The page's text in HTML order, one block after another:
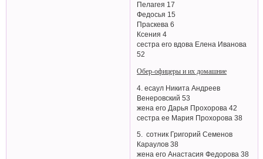
Пелагея 17
Федосья 15
Праскева 6
Ксения 4
сестра его вдова Елена Иванова
52
Обер-офицеры и их домашние
4. есаул Никита Андреев
Венеровский 53
жена его Дарья Прохорова 42
сестра ее Мария Прохорова 38
5. сотник Григорий Семенов
Караулов 38
жена его Анастасия Федорова 38